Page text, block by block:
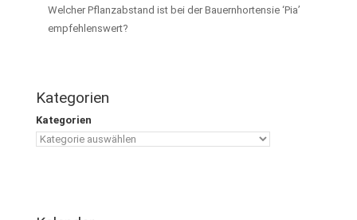
Welcher Pflanzabstand ist bei der Bauernhortensie ‘Pia’
empfehlenswert?
Kategorien
Kategorien